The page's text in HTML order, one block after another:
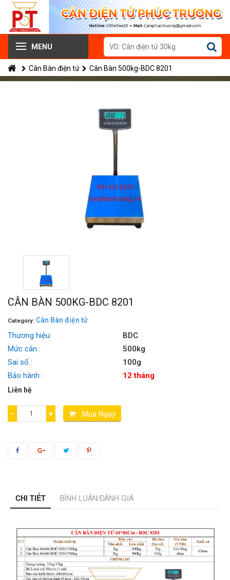
MENU
Cân Bàn điện tử Cân Bàn 500kg-BDC 8201
CÂN BÀN 500KG-BDC 8201
Category: Cân Bàn điện tử
Thương hiệu:
BDC
Mức cân :
500kg
Sai số :
100g
Bảo hành :
12 tháng
Liên hệ
− + Mua Ngay
CHI TIẾT BÌNH LUẬN/ĐÁNH GIÁ